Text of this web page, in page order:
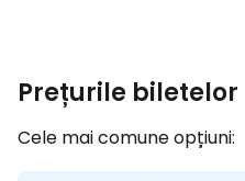
Prețurile biletelor
Cele mai comune opțiuni: